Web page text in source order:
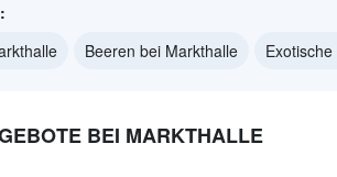
Beeren bei Markthalle
BEI MARKTHALLE